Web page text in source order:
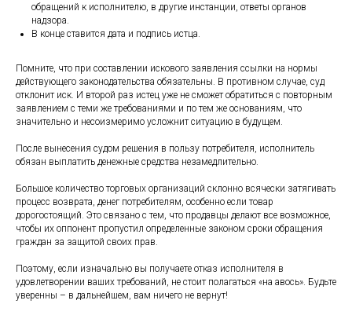
обращений к исполнителю, в другие инстанции, ответы органов
надзора.
В конце ставится дата и подпись истца.
Помните, что при составлении искового заявления ссылки на нормы
действующего законодательства обязательны. В противном случае, суд
отклонит иск. И второй раз истец уже не сможет обратиться с повторным
заявлением с теми же требованиями и по тем же основаниям, что
значительно и несоизмеримо усложнит ситуацию в будущем.
После вынесения судом решения в пользу потребителя, исполнитель
обязан выплатить денежные средства незамедлительно.
Большое количество торговых организаций склонно всячески затягивать
процесс возврата, денег потребителям, особенно если товар
дорогостоящий. Это связано с тем, что продавцы делают все возможное,
чтобы их оппонент пропустил определенные законом сроки обращения
граждан за защитой своих прав.
Поэтому, если изначально вы получаете отказ исполнителя в
удовлетворении ваших требований, не стоит полагаться «на авось». Будьте
уверенны – в дальнейшем, вам ничего не вернут!